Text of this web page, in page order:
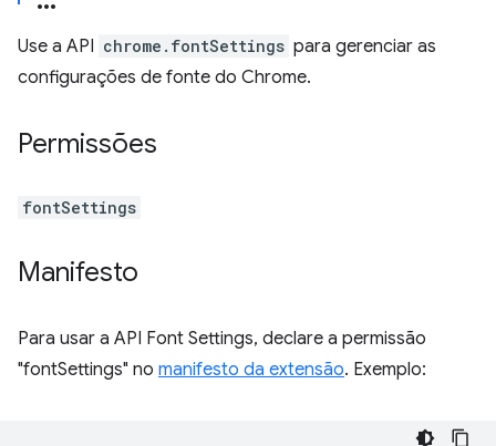
Use a API chrome.fontSettings para gerenciar as
configurações de fonte do Chrome.
Permissões
fontSettings
Manifesto
Para usar a API Font Settings, declare a permissão
"fontSettings" no manifesto da extensão. Exemplo: